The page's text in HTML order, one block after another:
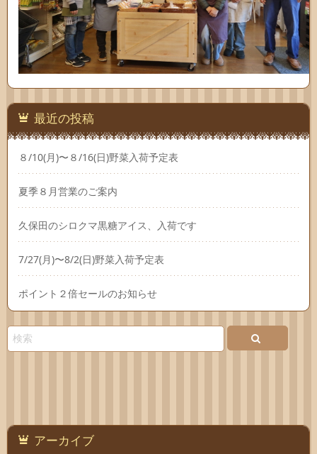
最近の投稿
８/10(月)〜８/16(日)野菜入荷予定表
夏季８月営業のご案内
久保田のシロクマ黒糖アイス、入荷です
7/27(月)〜8/2(日)野菜入荷予定表
ポイント２倍セールのお知らせ
アーカイブ